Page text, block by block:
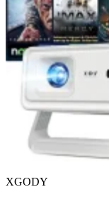
XGODY